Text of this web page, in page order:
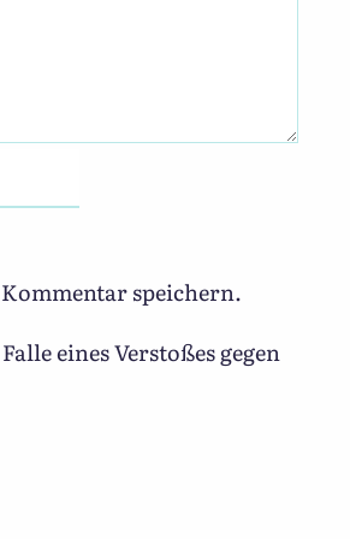
speichern.
eines Verstoßes gegen